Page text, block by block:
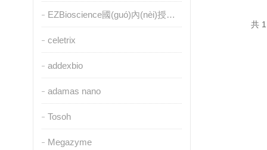
EZBioscience國(guó)內(nèi)授權(quán)代理
celetrix
addexbio
adamas nano
Tosoh
Megazyme
共